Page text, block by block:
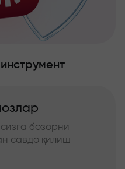
бозорни
савдо қилиш